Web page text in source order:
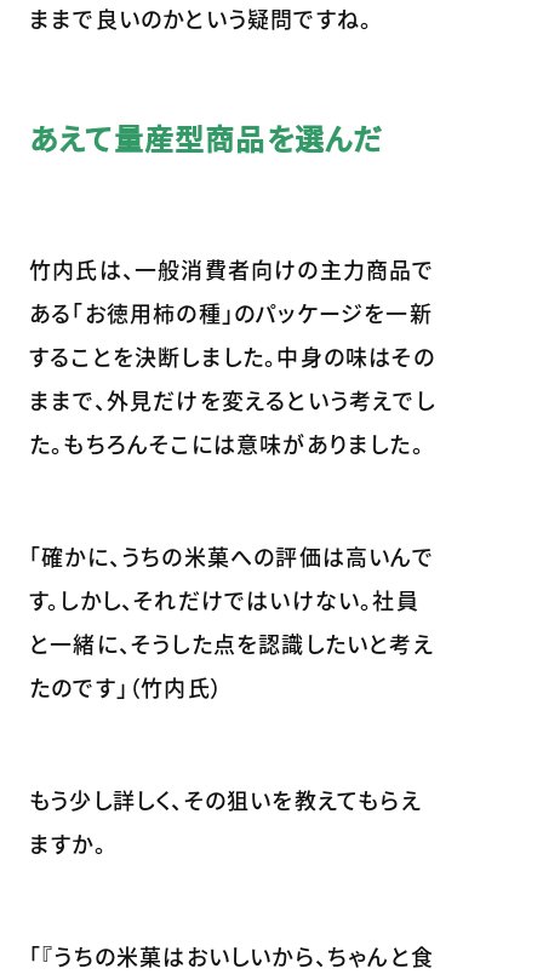
ままで良いのかという疑問ですね。
あえて量産型商品を選んだ
竹内氏は、一般消費者向けの主力商品で
ある「お徳用柿の種」のパッケージを一新
することを決断しました。中身の味はその
ままで、外見だけを変えるという考えでし
た。もちろんそこには意味がありました。
「確かに、うちの米菓への評価は高いんで
す。しかし、それだけではいけない。社員
と一緒に、そうした点を認識したいと考え
たのです」（竹内氏）
もう少し詳しく、その狙いを教えてもらえ
ますか。
「『うちの米菓はおいしいから、ちゃんと食